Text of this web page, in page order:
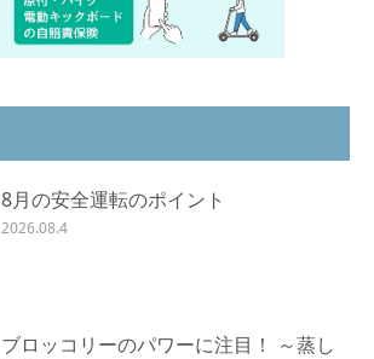
8月の安全運転のポイント
2026.08.4
ブロッコリーのパワーに注目！ ～蒸し